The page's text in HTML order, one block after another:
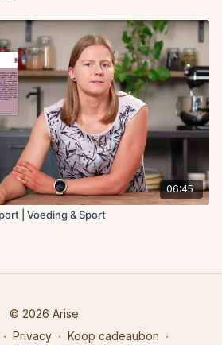
06:45
| Voeding & Sport
© 2026 Arise
∙ Privacy ∙ Koop cadeaubon ∙